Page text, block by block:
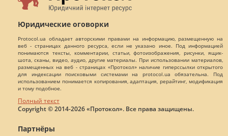
Юридические оговорки
Protocol.ua обладает авторскими правами на информацию, размещенную на
веб - страницах данного ресурса, если не указано иное. Под информацией
понимаются тексты, комментарии, статьи, фотоизображения, рисунки, ящик-
шота, сканы, видео, аудио, другие материалы. При использовании материалов,
размещенных на веб - страницах «Протокол» наличие гиперссылки открытого
для индексации поисковыми системами на protocol.ua обязательна. Под
использованием понимается копирования, адаптация, рерайтинг, модификация
и тому подобное.
Полный текст
Copyright © 2014-2026 «Протокол». Все права защищены.
Партнёры